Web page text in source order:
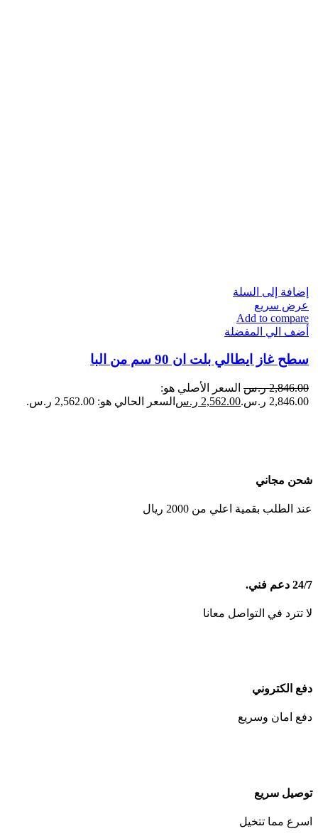
إضافة إلى السلة
عرض سريع
Add to compare
أضف الي المفضلة
سطح غاز ايطالي بلت ان 90 سم من البا
2,846.00 ر.س السعر الأصلي هو:
2,846.00 ر.س.
2,562.00 ر.س السعر الحالي هو: 2,562.00 ر.س.
شحن مجاني
عند الطلب بقمية اعلي من 2000 ريال
24/7 دعم فني.
لا تترد في التواصل معانا
دفع الكتروني
دفع امان وسريع
توصيل سريع
اسرع مما تتخيل